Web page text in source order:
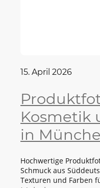
15. April 2026
Kosmetik
in
Hochwertige
Schmuck aus
Texturen und Farben